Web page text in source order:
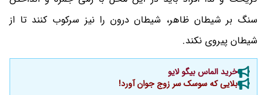
سنگ بر شیطان ظاهر، شیطان درون را نیز سرکوب کنند تا از
شیطان پیروی نکند.
خرید الماس بیگو لایو
بلایی که سوسک سر زوج جوان آورد!